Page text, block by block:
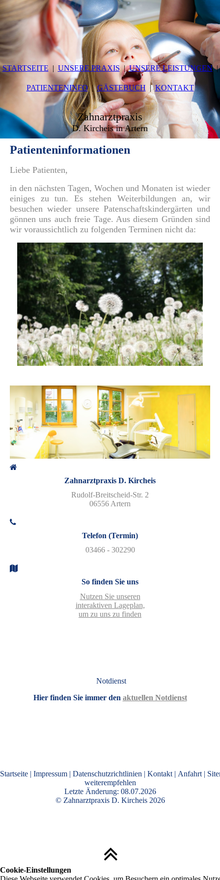
STARTSEITE UNSERE PRAXIS UNSERE LEISTUNGEN
PATIENTENINFO GÄSTEBUCH KONTAKT
Zahnarztpraxis
D. Kircheis in Artern
Patienteninformationen
Liebe Patienten,
in den nächsten Tagen, Wochen und Monaten ist wieder
einiges zu tun. Es stehen Weiterbildungen an, wir
besuchen wieder unsere Patenschaftskindergärten und
gönnen uns auch freie Tage. Aus diesem Gründen sind
wir voraussichtlich zu folgenden Terminen nicht da:
Zahnarztpraxis D. Kircheis
Rudolf-Breitscheid-Str. 2
06556 Artern
Telefon (Termin)
03466 - 302290
So finden Sie uns
Nutzen Sie unseren
interaktiven La­ge­plan,
um zu uns zu finden
Notdienst
Hier finden Sie immer den aktuellen Notdienst
Startseite | Impressum | Datenschutzrichtlinien | Kontakt | Anfahrt |
weiterempfehlen
Letzte Änderung: 08.07.2026
© Zahnarztpraxis D. Kircheis2026
Cookie-Einstellungen